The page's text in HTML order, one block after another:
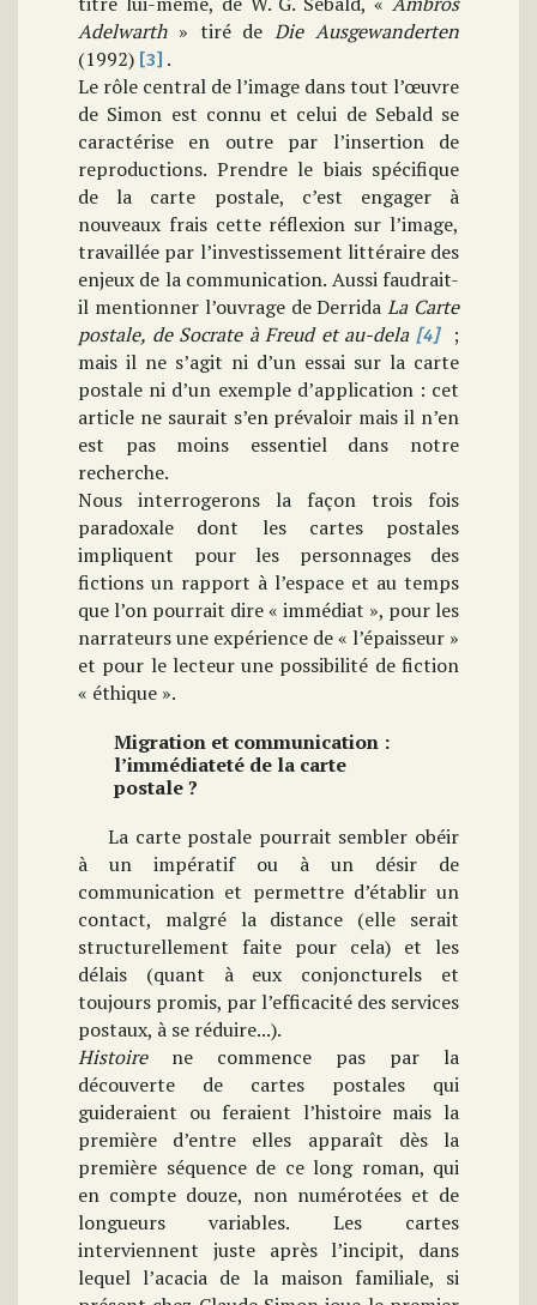
Adelwarth» tiré deDie Ausgewanderten
(1992) [3] .
Le rôle central de l’image dans tout l’œuvre
de Simon est connu et celui de Sebald se
caractérise en outre par l’insertion de
reproductions. Prendre le biais spécifique
de la carte postale, c’est engager à
nouveaux frais cette réflexion sur l’image,
travaillée par l’investissement littéraire des
enjeux de la communication. Aussi faudrait-
il mentionner l’ouvrage de DerridaLa Carte
postale, de Socrate à Freud et au-dela [4]
;
mais il ne s’agit ni d’un essai sur la carte
postale ni d’un exemple d’application : cet
article ne saurait s’en prévaloir mais il n’en
est pas moins essentiel dans notre
recherche.
Nous interrogerons la façon trois fois
paradoxale dont les cartes postales
impliquent pour les personnages des
fictions un rapport à l’espace et au temps
que l’on pourrait dire « immédiat », pour les
narrateurs une expérience de « l’épaisseur »
et pour le lecteur une possibilité de fiction
« éthique ».
Migration et communication :
l’immédiateté de la carte
postale ?
La carte postale pourrait sembler obéir
à un impératif ou à un désir de
communication et permettre d’établir un
contact, malgré la distance (elle serait
structurellement faite pour cela) et les
délais (quant à eux conjoncturels et
toujours promis, par l’efficacité des services
postaux, à se réduire...).
Histoirene commence pas par la
découverte de cartes postales qui
guideraient ou feraient l’histoire mais la
première d’entre elles apparaît dès la
première séquence de ce long roman, qui
en compte douze, non numérotées et de
longueurs variables. Les cartes
interviennent juste après l’incipit, dans
lequel l’acacia de la maison familiale, si